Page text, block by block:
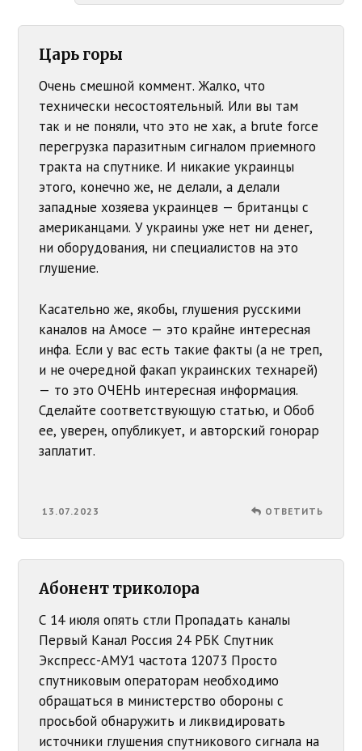
Царь горы
Очень смешной коммент. Жалко, что
технически несостоятельный. Или вы там
так и не поняли, что это не хак, а brute force
перегрузка паразитным сигналом приемного
тракта на спутнике. И никакие украинцы
этого, конечно же, не делали, а делали
западные хозяева украинцев — британцы с
американцами. У украины уже нет ни денег,
ни оборудования, ни специалистов на это
глушение.
Касательно же, якобы, глушения русскими
каналов на Амосе — это крайне интересная
инфа. Если у вас есть такие факты (а не треп,
и не очередной факап украинских технарей)
— то это ОЧЕНЬ интересная информация.
Сделайте соответствующую статью, и Обоб
ее, уверен, опубликует, и авторский гонорар
заплатит.
13.07.2023 ОТВЕТИТЬ
Абонент триколора
С 14 июля опять стли Пропадать каналы
Первый Канал Россия 24 РБК Спутник
Экспресс-АМУ1 частота 12073 Просто
спутниковым операторам необходимо
обращаться в министерство обороны с
просьбой обнаружить и ликвидировать
источники глушения спутникового сигнала на